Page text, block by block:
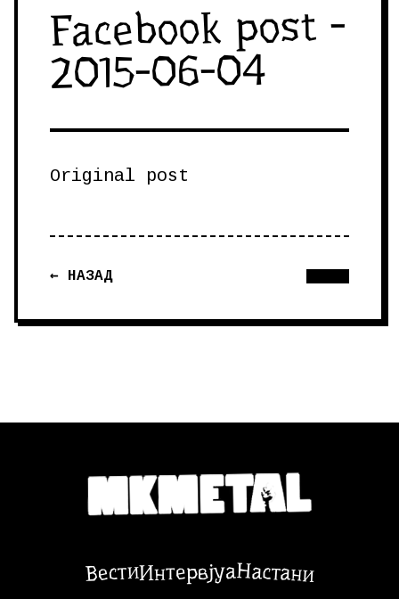
Facebook post -
2015-06-04
Original post
← НАЗАД
ВестиИнтервјуаНастани